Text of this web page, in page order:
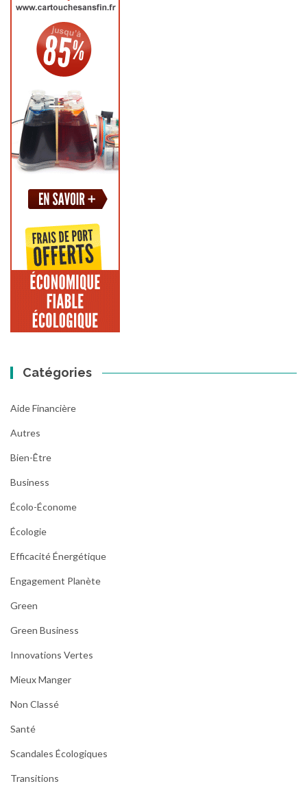
Catégories
Aide Financière
Autres
Bien-Être
Business
Écolo-Économe
Écologie
Efficacité Énergétique
Engagement Planète
Green
Green Business
Innovations Vertes
Mieux Manger
Non Classé
Santé
Scandales Écologiques
Transitions